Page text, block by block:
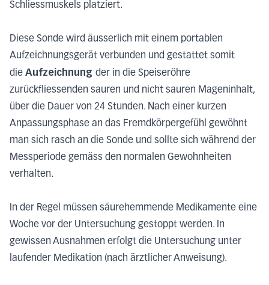
Schliessmuskels platziert.
Diese Sonde wird äusserlich mit einem portablen
Aufzeichnungsgerät verbunden und gestattet somit
die Aufzeichnung der in die Speiseröhre
zurückfliessenden sauren und nicht sauren Mageninhalt,
über die Dauer von 24 Stunden. Nach einer kurzen
Anpassungsphase an das Fremdkörpergefühl gewöhnt
man sich rasch an die Sonde und sollte sich während der
Messperiode gemäss den normalen Gewohnheiten
verhalten.
In der Regel müssen säurehemmende Medikamente eine
Woche vor der Untersuchung gestoppt werden. In
gewissen Ausnahmen erfolgt die Untersuchung unter
laufender Medikation (nach ärztlicher Anweisung).